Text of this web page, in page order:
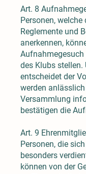
Art. 8
Personen, welche
Reglemente und
anerkennen,
Aufnahmegesuch
des Klubs stellen.
entscheidet der
werden
Versammlung
bestätigen die
Art. 9
Personen, die
besonders
können von der